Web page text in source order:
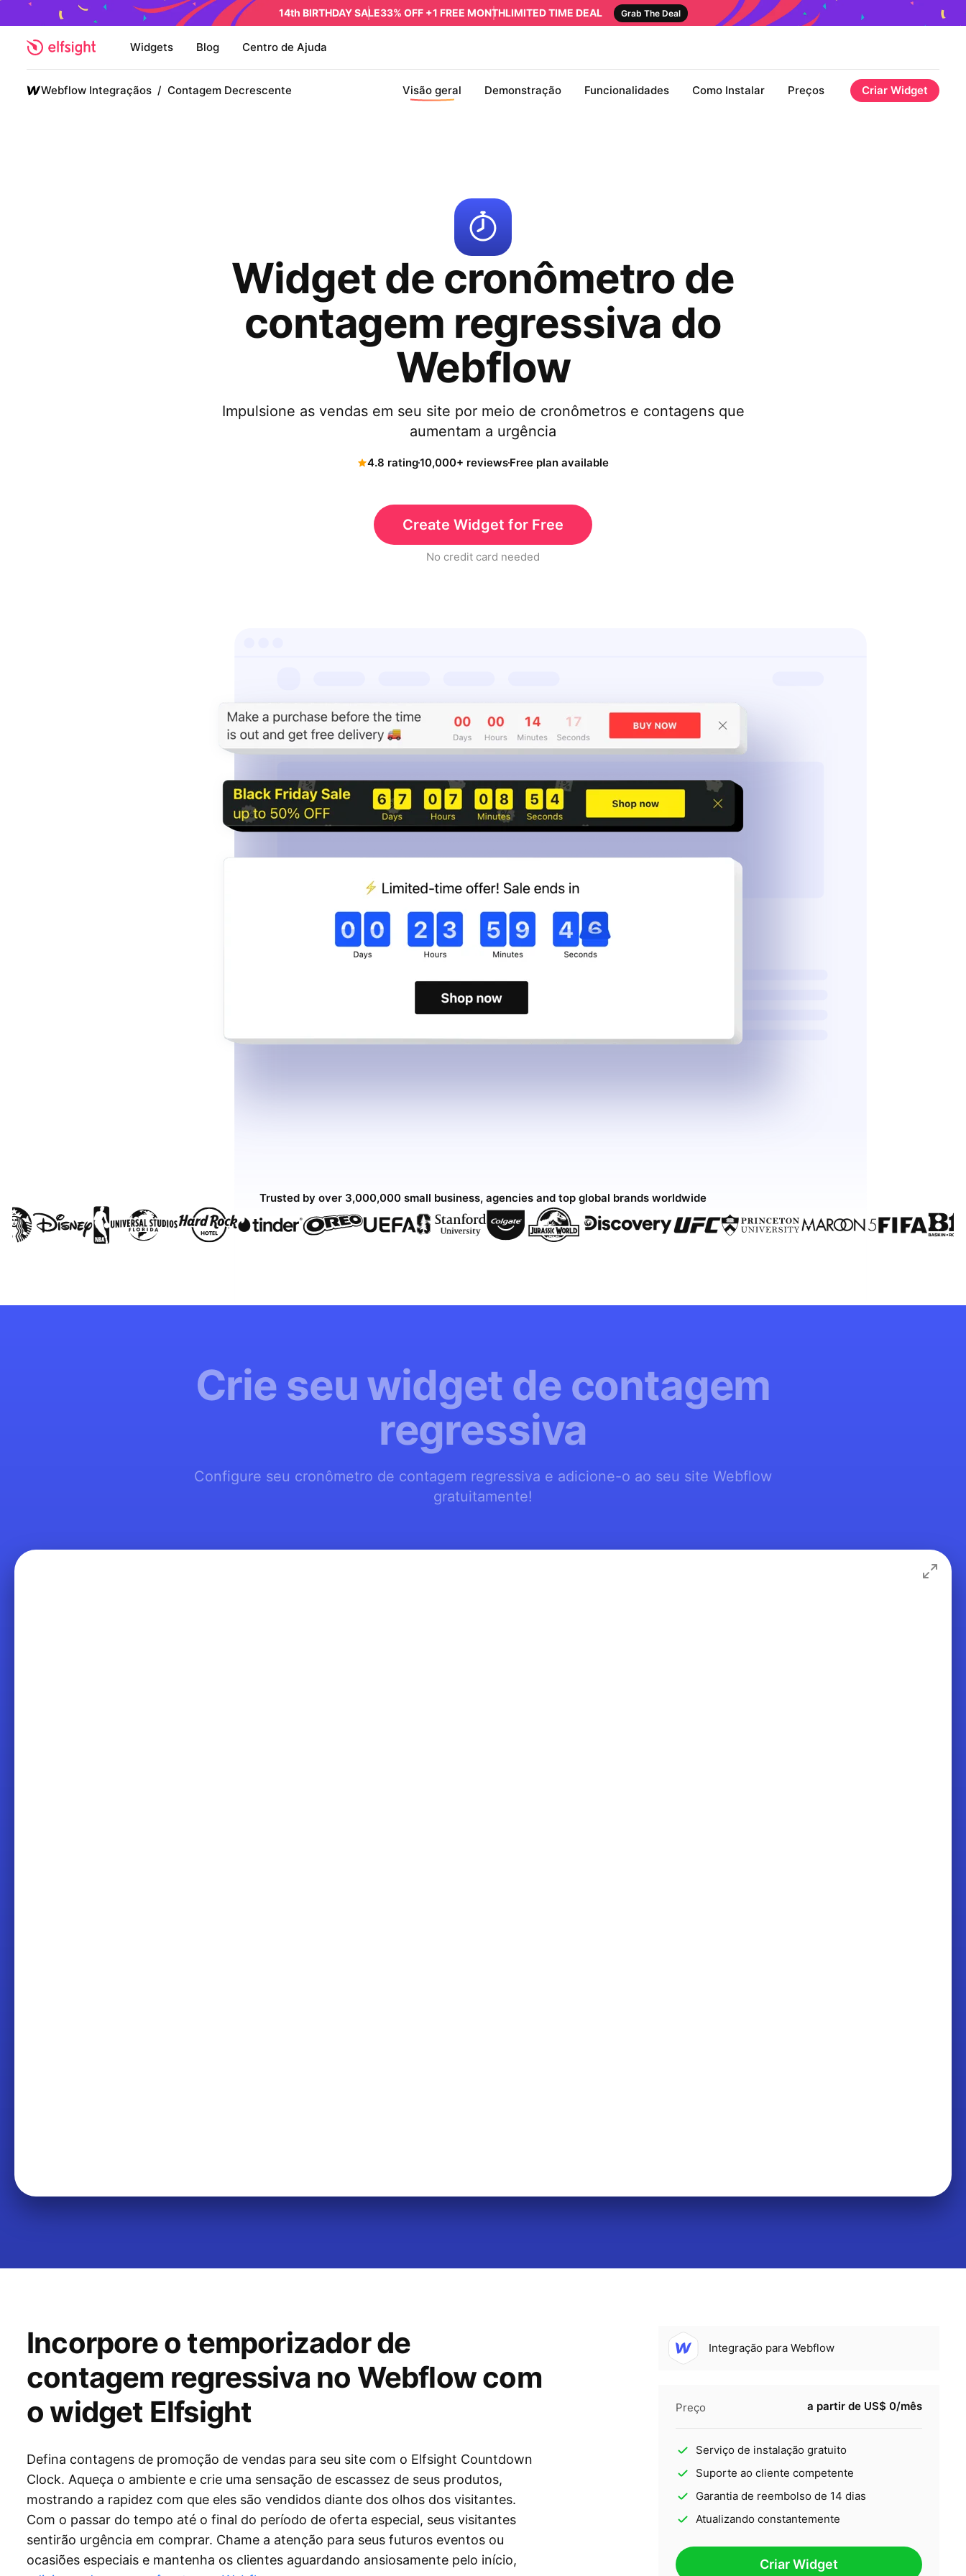
14th BIRTHDAY SALE33% OFF +1 FREE MONTHLIMITED TIME DEAL Grab The Deal
Widgets Blog Centro de Ajuda
Webflow Integraçãos / Contagem Decrescente Visão geral Demonstração Funcionalidades Como Instalar Preços Criar Widget
Widget de cronômetro de
contagem regressiva do
Webflow
Impulsione as vendas em seu site por meio de cronômetros e contagens que
aumentam a urgência
4.8 rating10,000+ reviewsFree plan available
Create Widget for Free
No credit card needed
Trusted by over 3,000,000 small business, agencies and top global brands worldwide
Crie seu widget de contagem
regressiva
Configure seu cronômetro de contagem regressiva e adicione-o ao seu site Webflow
gratuitamente!
Incorpore o temporizador de
contagem regressiva no Webflow com
o widget Elfsight
Defina contagens de promoção de vendas para seu site com o Elfsight Countdown
Clock. Aqueça o ambiente e crie uma sensação de escassez de seus produtos,
mostrando a rapidez com que eles são vendidos diante dos olhos dos visitantes.
Com o passar do tempo até o final do período de oferta especial, seus visitantes
sentirão urgência em comprar. Chame a atenção para seus futuros eventos ou
ocasiões especiais e mantenha os clientes aguardando ansiosamente pelo início,
Integração para Webflow
Preço a partir de US$ 0/mês
Serviço de instalação gratuito
Suporte ao cliente competente
Garantia de reembolso de 14 dias
Atualizando constantemente
Criar Widget